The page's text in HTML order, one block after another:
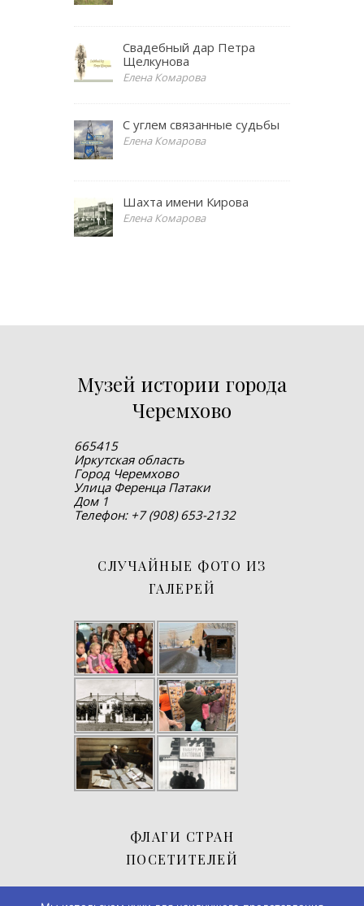
Свадебный дар Петра
Щелкунова
Елена Комарова
С углем связанные судьбы
Елена Комарова
Шахта имени Кирова
Елена Комарова
Музей истории города
Черемхово
665415
Иркутская область
Город Черемхово
Улица Ференца Патаки
Дом 1
Телефон: +7 (908) 653-2132
СЛУЧАЙНЫЕ ФОТО ИЗ
ГАЛЕРЕЙ
ФЛАГИ СТРАН
ПОСЕТИТЕЛЕЙ